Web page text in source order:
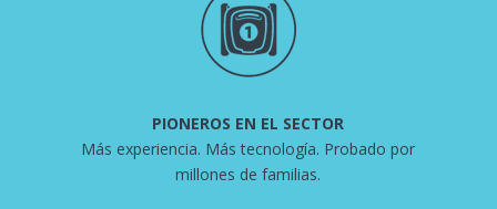
PIONEROS EN EL SECTOR
Más experiencia. Más tecnología. Probado por
millones de familias.